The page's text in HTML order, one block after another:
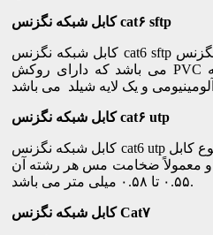
کابل شبکه نگزنس cat۶ sftp
کابل شبکه نگزنس cat6 sftp یکی از انواع کابل شبکه نگزنس cat6
می باشد که دارای روکش PVC است و همچنین دارای یک لایه
کابل شبکه نگزنس cat۶ utp
کابل شبکه نگزنس cat6 utp از نوع کابل LAN نگزنس بدون روکش
و معمولاً ضخامت مس هر رشته آن
۰.۵۵ تا ۰.۵۸ میلی متر می باشد.
کابل شبکه نگزنس Cat۷